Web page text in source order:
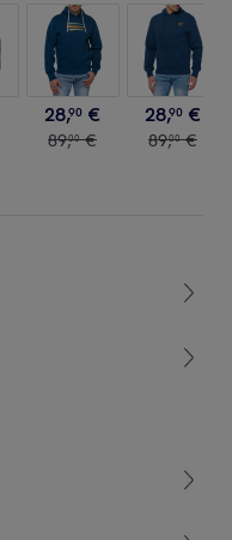
28,90 €
89,00 €
28,90 €
89,00 €